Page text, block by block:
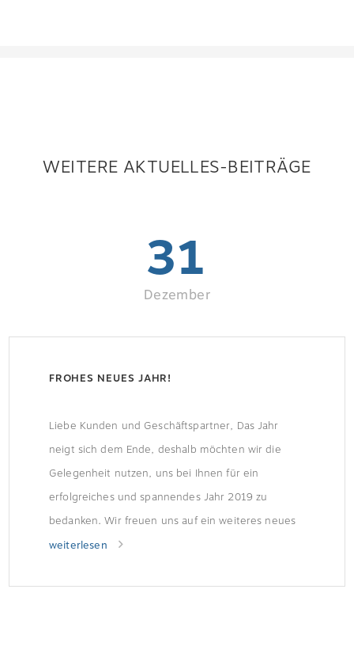
WEITERE AKTUELLES-BEITRÄGE
31
Dezember
FROHES NEUES JAHR!
Liebe Kunden und Geschäftspartner, Das Jahr
neigt sich dem Ende, deshalb möchten wir die
Gelegenheit nutzen, uns bei Ihnen für ein
erfolgreiches und spannendes Jahr 2019 zu
bedanken. Wir freuen uns auf ein weiteres neues
Jahr und gute Zusammenarbeit mit Ihnen.
Tage; wir wünschen Ihnen und Ihren Lieben […]
weiterlesen